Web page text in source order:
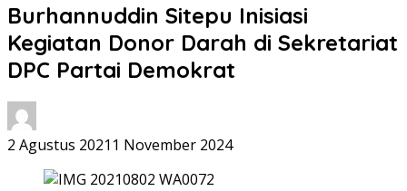
Burhannuddin Sitepu Inisiasi
Kegiatan Donor Darah di Sekretariat
DPC Partai Demokrat
2 Agustus 2021 1 November 2024